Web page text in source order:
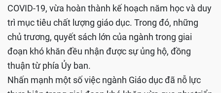
COVID-19, vừa hoàn thành kế hoạch năm học và duy
trì mục tiêu chất lượng giáo dục. Trong đó, những
chủ trương, quyết sách lớn của ngành trong giai
đoạn khó khăn đều nhận được sự ủng hộ, đồng
thuận từ phía Ủy ban.
Nhấn mạnh một số việc ngành Giáo dục đã nỗ lực